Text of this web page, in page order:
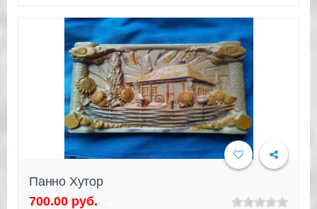
Панно Хутор
700.00 руб.